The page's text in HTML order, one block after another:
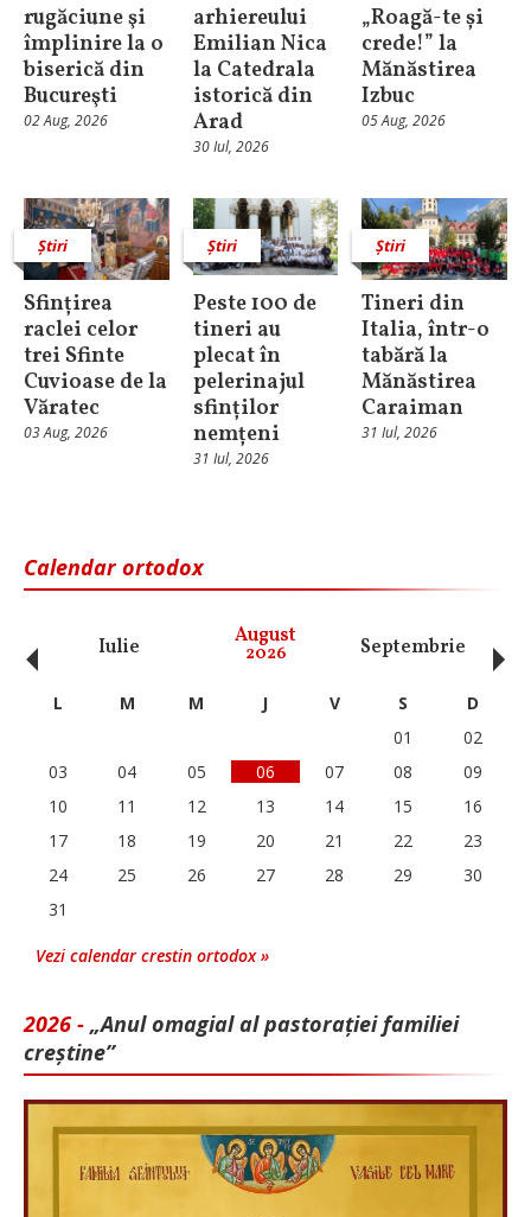
rugăciune şi
împlinire la o
biserică din
Bucureşti
02 Aug, 2026
arhiereului
Emilian Nica
la Catedrala
istorică din
Arad
30 Iul, 2026
„Roagă-te și
crede!” la
Mănăstirea
Izbuc
05 Aug, 2026
Știri
Sfințirea
raclei celor
trei Sfinte
Cuvioase de la
Văratec
03 Aug, 2026
Știri
Peste 100 de
tineri au
plecat în
pelerinajul
sfinților
nemțeni
31 Iul, 2026
Știri
Tineri din
Italia, într-o
tabără la
Mănăstirea
Caraiman
31 Iul, 2026
Calendar ortodox
Iulie August
2026 Septembrie
‹ L M M J V S
D
01
02
03
04 05 06 07 08
09
10
11 12 13 14 15
16
17
18 19 20 21 22
23
24
25 26 27 28 29
30
31
Vezi calendar crestin ortodox »
2026 - „Anul omagial al pastorației familiei
creștine”